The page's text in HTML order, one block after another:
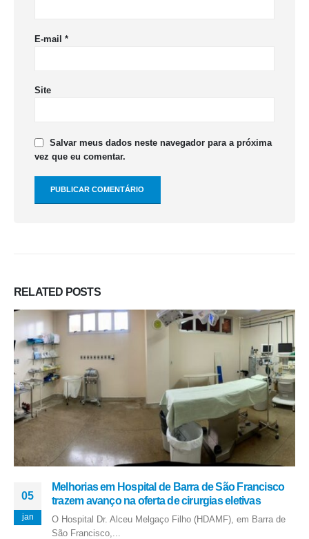
E-mail *
Site
Salvar meus dados neste navegador para a próxima
vez que eu comentar.
RELATED POSTS
05
jan
Melhorias em Hospital de Barra de São Francisco
trazem avanço na oferta de cirurgias eletivas
O Hospital Dr. Alceu Melgaço Filho (HDAMF), em Barra de
São Francisco,...